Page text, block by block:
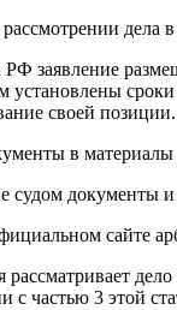
дела
заявление
своей позиции.
в материалы
судом документы
сайте
с частью 3 этой